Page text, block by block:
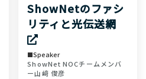
ShowNetのファシ
リティと光伝送網
Speaker
ShowNet NOCチームメンバ
ー山﨑 俊彦